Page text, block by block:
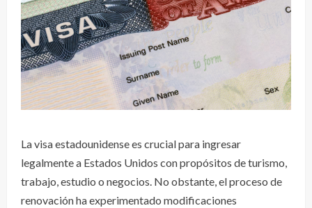
La visa estadounidense es crucial para ingresar
legalmente a Estados Unidos con propósitos de turismo,
trabajo, estudio o negocios. No obstante, el proceso de
renovación ha experimentado modificaciones